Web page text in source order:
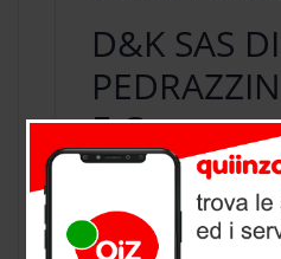
D&K SAS DI
E C
negozio animali a
provincia di Lodi